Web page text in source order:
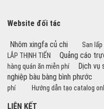
Website đối tác
Nhôm xingfa củ chi
San lấp
LẮP THỊNH TIẾN
Quảng cáo
hàng quán ăn miễn phí
Dịch vụ
nghiệp bàu bàng bình phước
phí
Hướng dẫn tạo catalog
LIÊN KẾT